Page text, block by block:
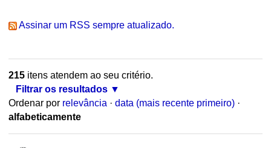
Assinar um RSS sempre atualizado.
215itens atendem ao seu critério.
Filtrar os resultados
Ordenar por relevância · data (mais recente primeiro) ·
alfabeticamente